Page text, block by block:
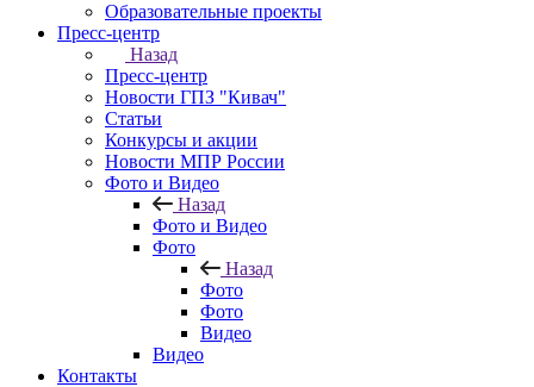
Образовательные проекты
Пресс-центр
Назад
Пресс-центр
Новости ГПЗ "Кивач"
Статьи
Конкурсы и акции
Новости МПР России
Фото и Видео
Назад
Фото и Видео
Фото
Назад
Фото
Фото
Видео
Видео
Контакты